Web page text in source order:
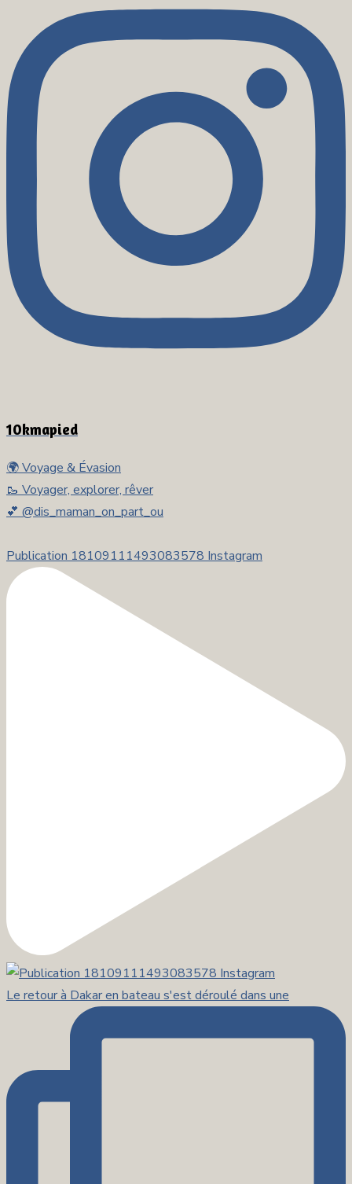
10kmapied
🌍 Voyage & Évasion
🥾 Voyager, explorer, rêver
💕 @dis_maman_on_part_ou
Publication 18109111493083578 Instagram
Le retour à Dakar en bateau s'est déroulé dans une